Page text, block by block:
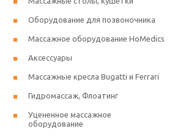
Оборудование для позвоночника
Массажное оборудование HoMedics
Аксессуары
Массажные кресла Bugatti и Ferrari
Гидромассаж, Флоатинг
Уцененное массажное
оборудование